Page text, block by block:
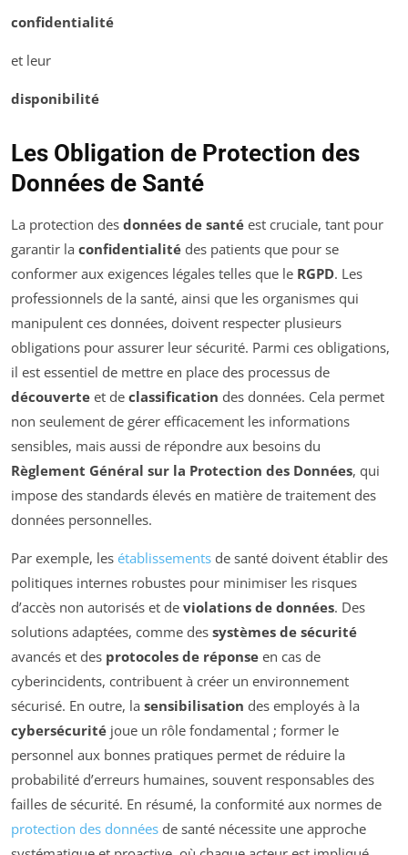
confidentialité
et leur
disponibilité
Les Obligation de Protection des
Données de Santé
La protection des données de santé est cruciale, tant pour
garantir la confidentialité des patients que pour se
conformer aux exigences légales telles que le RGPD. Les
professionnels de la santé, ainsi que les organismes qui
manipulent ces données, doivent respecter plusieurs
obligations pour assurer leur sécurité. Parmi ces obligations,
il est essentiel de mettre en place des processus de
découverte et de classification des données. Cela permet
non seulement de gérer efficacement les informations
sensibles, mais aussi de répondre aux besoins du
Règlement Général sur la Protection des Données, qui
impose des standards élevés en matière de traitement des
données personnelles.
Par exemple, les établissements de santé doivent établir des
politiques internes robustes pour minimiser les risques
d’accès non autorisés et de violations de données. Des
solutions adaptées, comme des systèmes de sécurité
avancés et des protocoles de réponse en cas de
cyberincidents, contribuent à créer un environnement
sécurisé. En outre, la sensibilisation des employés à la
cybersécurité joue un rôle fondamental ; former le
personnel aux bonnes pratiques permet de réduire la
probabilité d’erreurs humaines, souvent responsables des
failles de sécurité. En résumé, la conformité aux normes de
protection des données de santé nécessite une approche